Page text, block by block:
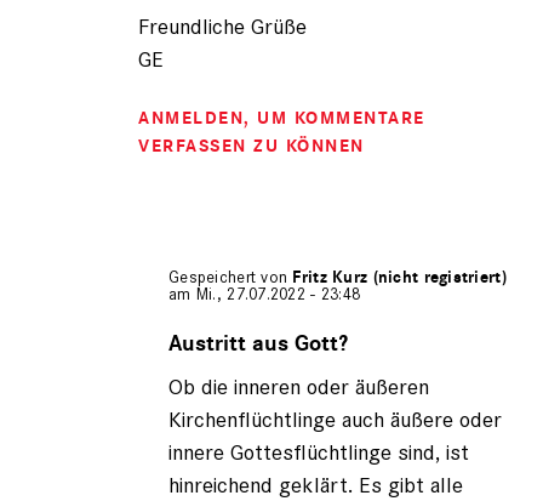
Freundliche Grüße
GE
ANMELDEN, UM KOMMENTARE
VERFASSEN ZU KÖNNEN
Gespeichert von Fritz Kurz (nicht registriert)
am Mi., 27.07.2022 - 23:48
auf
Gerhard
Engel
registriert)
Austritt aus Gott?
Ob die inneren oder äußeren
Kirchenflüchtlinge auch äußere oder
innere Gottesflüchtlinge sind, ist
hinreichend geklärt. Es gibt alle